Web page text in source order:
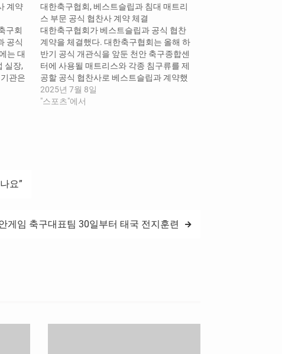
계약
구회
공식
는 대
실장,
관은
한 상
종근
대한축구협회, 베스트슬립과 침대 매트리
스 부문 공식 협찬사 계약 체결
대한축구협회가 베스트슬립과 공식 협찬
계약을 체결했다. 대한축구협회는 올해 하
반기 공식 개관식을 앞둔 천안 축구종합센
터에 사용될 매트리스와 각종 침구류를 제
공할 공식 협찬사로 베스트슬립과 계약했
다고 7일 밝혔다. 계약기간은 2029년까지
4년간이다. 베스트슬립은 1989년부터 고
2025년 7월 8일
"스포츠"에서
요”
게임 축구대표팀 30일부터 태국 전지훈련